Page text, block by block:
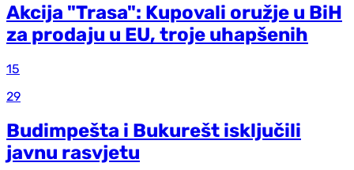
Akcija "Trasa": Kupovali oružje u BiH
za prodaju u EU, troje uhapšenih
15
29
Budimpešta i Bukurešt isključili
javnu rasvjetu